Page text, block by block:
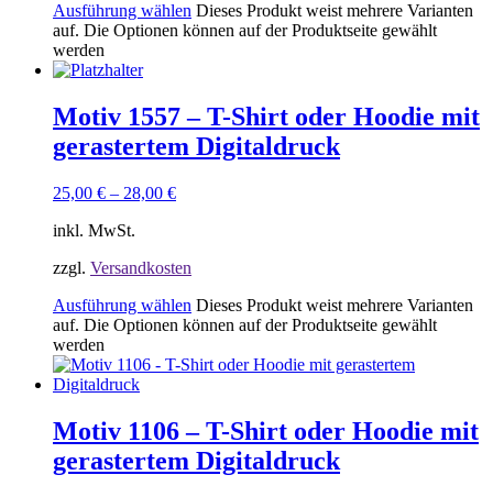
Ausführung wählen Dieses Produkt weist mehrere Varianten
auf. Die Optionen können auf der Produktseite gewählt
werden
Motiv 1557 – T-Shirt oder Hoodie mit
gerastertem Digitaldruck
25,00 € – 28,00 €
inkl. MwSt.
zzgl. Versandkosten
Ausführung wählen Dieses Produkt weist mehrere Varianten
auf. Die Optionen können auf der Produktseite gewählt
werden
Motiv 1106 – T-Shirt oder Hoodie mit
gerastertem Digitaldruck